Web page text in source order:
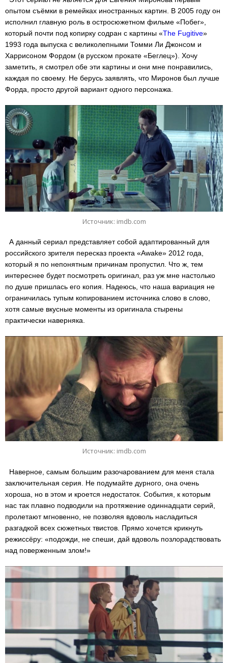
опытом съёмки в ремейках иностранных картин. В 2005 году он
исполнил главную роль в остросюжетном фильме «Побег»,
который почти под копирку содран с картины «The Fugitive»
1993 года выпуска с великолепными Томми Ли Джонсом и
Харрисоном Фордом (в русском прокате «Беглец»). Хочу
заметить, я смотрел обе эти картины и они мне понравились,
каждая по своему. Не берусь заявлять, что Миронов был лучше
Форда, просто другой вариант одного персонажа.
Источник: imdb.com
А данный сериал представляет собой адаптированный для
российского зрителя пересказ проекта «Awake» 2012 года,
который я по непонятным причинам пропустил. Что ж, тем
интереснее будет посмотреть оригинал, раз уж мне настолько
по душе пришлась его копия. Надеюсь, что наша вариация не
ограничилась тупым копированием источника слово в слово,
хотя самые вкусные моменты из оригинала стырены
практически наверняка.
Источник: imdb.com
Наверное, самым большим разочарованием для меня стала
заключительная серия. Не подумайте дурного, она очень
хороша, но в этом и кроется недостаток. События, к которым
нас так плавно подводили на протяжение одиннадцати серий,
пролетают мгновенно, не позволяя вдоволь насладиться
разгадкой всех сюжетных твистов. Прямо хочется крикнуть
режиссёру: «подожди, не спеши, дай вдоволь позлорадствовать
над поверженным злом!»